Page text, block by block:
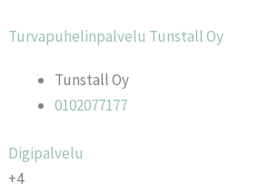
Turvapuhelinpalvelu Tunstall Oy
Tunstall Oy
0102077177
Digipalvelu
+4